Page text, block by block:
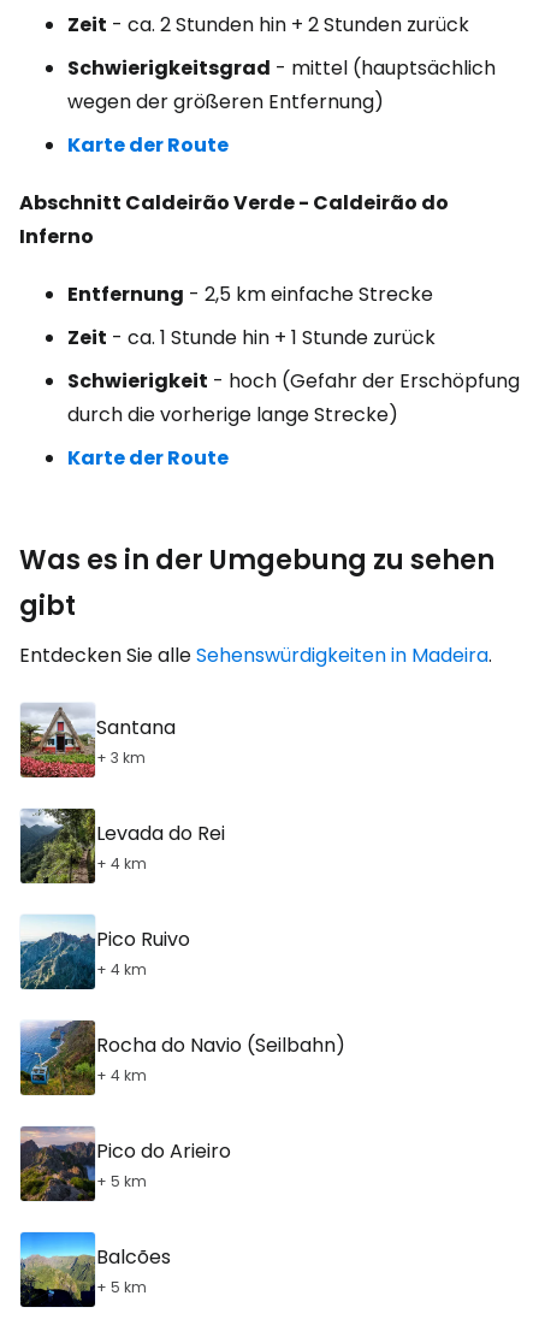
Zeit - ca. 2 Stunden hin + 2 Stunden zurück
Schwierigkeitsgrad - mittel (hauptsächlich
wegen der größeren Entfernung)
Karte der Route
Abschnitt Caldeirão Verde - Caldeirão do
Inferno
Entfernung - 2,5 km einfache Strecke
Zeit - ca. 1 Stunde hin + 1 Stunde zurück
Schwierigkeit - hoch (Gefahr der Erschöpfung
durch die vorherige lange Strecke)
Karte der Route
Was es in der Umgebung zu sehen
gibt
Entdecken Sie alleSehenswürdigkeiten in Madeira.
Santana
+ 3 km
Levada do Rei
+ 4 km
Pico Ruivo
+ 4 km
Rocha do Navio (Seilbahn)
+ 4 km
Pico do Arieiro
+ 5 km
Balcões
+ 5 km